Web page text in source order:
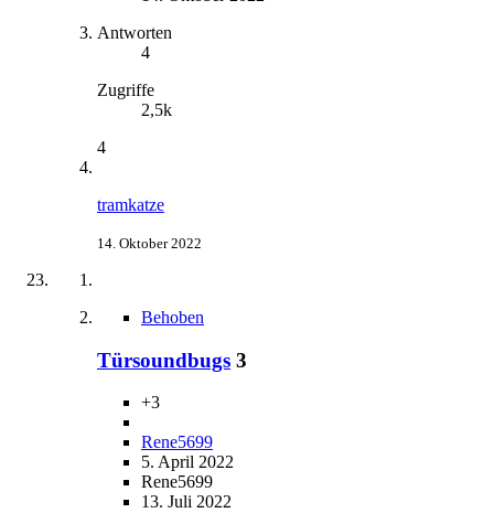
Antworten
4
Zugriffe
2,5k
4
tramkatze
14. Oktober 2022
Behoben
Türsoundbugs 3
+3
Rene5699
5. April 2022
Rene5699
13. Juli 2022